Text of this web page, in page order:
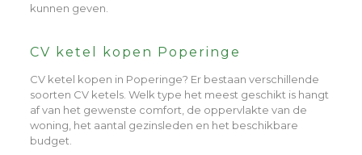
kunnen geven.
CV ketel kopen Poperinge
CV ketel kopen in Poperinge? Er bestaan verschillende
soorten CV ketels. Welk type het meest geschikt is hangt
af van het gewenste comfort, de oppervlakte van de
woning, het aantal gezinsleden en het beschikbare
budget.